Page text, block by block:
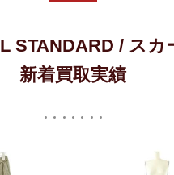
STANDARD / スカ
新着買取実績